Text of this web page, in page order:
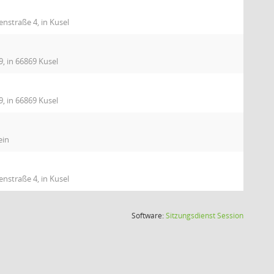
4, in Kusel
in 66869 Kusel
in 66869 Kusel
4, in Kusel
Software:SitzungsdienstSession(Wird in